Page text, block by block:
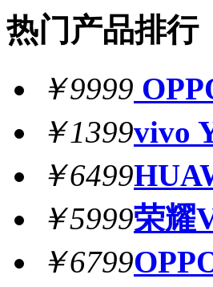
热门产品排行
￥9999
￥1399vivo
￥6499
￥5999荣耀
￥6799